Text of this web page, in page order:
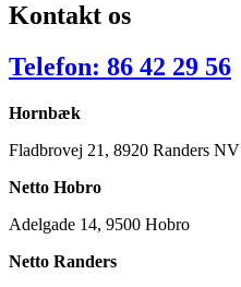
Kontakt os
Telefon: 86 42 29 56
Hornbæk
Fladbrovej 21, 8920 Randers NV
Netto Hobro
Adelgade 14, 9500 Hobro
Netto Randers